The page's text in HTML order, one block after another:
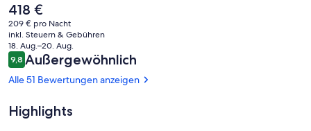
Der
aktuelle
Preis
beträgt
418 €.
418 €
209 € pro Nacht
inkl. Steuern & Gebühren
18. Aug.–20. Aug.
Bewertungen
9,89,8 von 10.
Außergewöhnlich
Alle 51 Bewertungen anzeigen
Highlights